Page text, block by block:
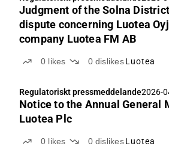
Judgment of the Solna
dispute concerning Luotea
company Luotea FM AB
0 likes 0 dislikes Luotea
Regulatoriskt pressmeddelande2026-
Notice to the Annual General
Luotea Plc
0 likes 0 dislikes Luotea